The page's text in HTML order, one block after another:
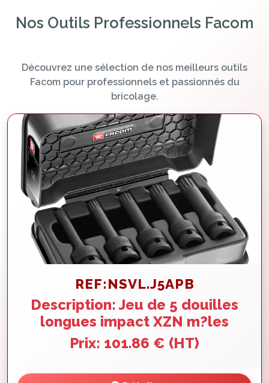
Nos Outils Professionnels Facom
Découvrez une sélection de nos meilleurs outils
Facom pour professionnels et passionnés du
bricolage.
REF:NSVL.J5APB
Description: Jeu de 5 douilles
longues impact XZN m?les
Prix: 101.86 € (HT)